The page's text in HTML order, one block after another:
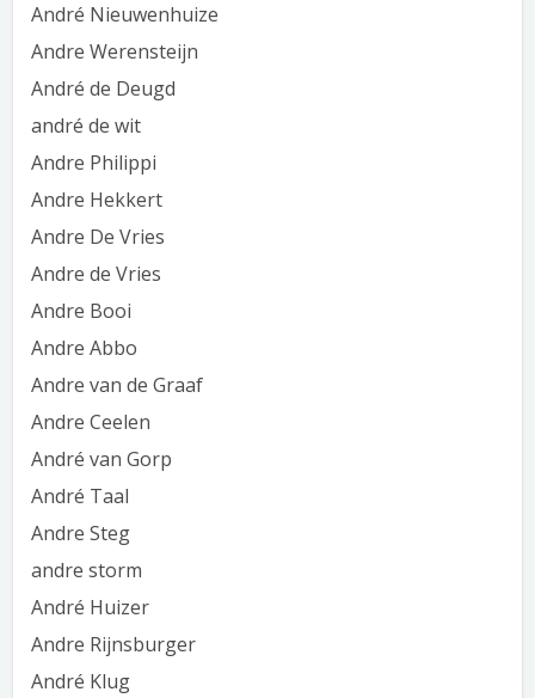
André Nieuwenhuize
Andre Werensteijn
André de Deugd
andré de wit
Andre Philippi
Andre Hekkert
Andre De Vries
Andre de Vries
Andre Booi
Andre Abbo
Andre van de Graaf
Andre Ceelen
André van Gorp
André Taal
Andre Steg
andre storm
André Huizer
Andre Rijnsburger
André Klug